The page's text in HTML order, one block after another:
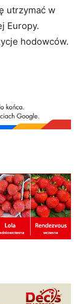
utrzymać w
Europy.
hodowców.